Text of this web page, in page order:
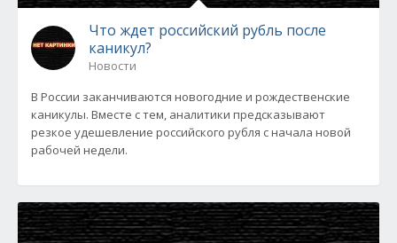
Что ждет российский рубль после
каникул?
Новости
В России заканчиваются новогодние и рождественские
каникулы. Вместе с тем, аналитики предсказывают
резкое удешевление российского рубля с начала новой
рабочей недели.